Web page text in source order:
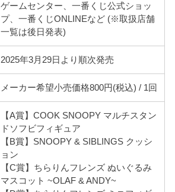
ゲームセンター、一番くじ公式ショッ
プ、一番くじONLINEなど (※取扱店舗
一覧は後日発表)
2025年3月29日より順次発売
メーカー希望小売価格800円(税込) / 1回
【A賞】COOK SNOOPY マルチスタン
ドソフビフィギュア
【B賞】SNOOPY & SIBLINGS クッシ
ョン
【C賞】ちらりんフレンズ ぬいぐるみ
マスコット ~OLAF & ANDY~